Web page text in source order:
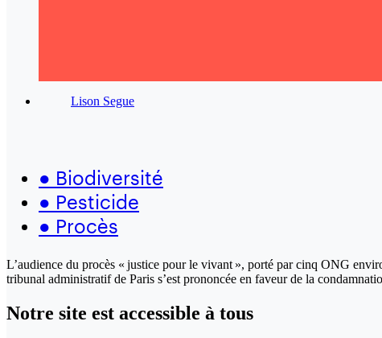
Lison Segue
● Biodiversité
● Pesticide
● Procès
L’audience du procès « justice pour le vivant », porté par cinq ONG
tribunal administratif de Paris s’est prononcée en faveur de la
Notre site est accessible à tous